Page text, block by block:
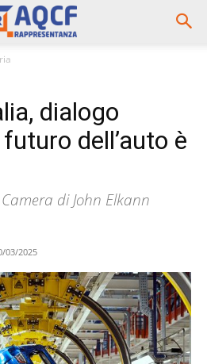
dialogo
dell’auto è
di John Elkann
03/2025